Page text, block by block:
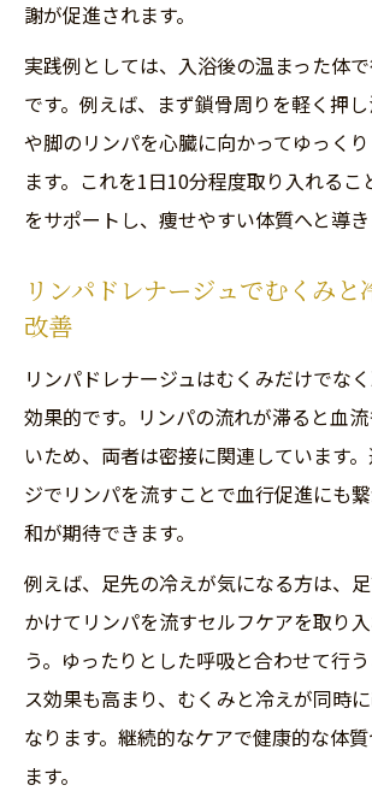
謝が促進されます。
実践例としては、入浴後の温まった体
です。例えば、まず鎖骨周りを軽く押
や脚のリンパを心臓に向かってゆっく
ます。これを1日10分程度取り入れるこ
をサポートし、痩せやすい体質へと導き
リンパドレナージュでむくみと
改善
リンパドレナージュはむくみだけでな
効果的です。リンパの流れが滞ると血
いため、両者は密接に関連しています
ジでリンパを流すことで血行促進にも
和が期待できます。
例えば、足先の冷えが気になる方は、
かけてリンパを流すセルフケアを取り
う。ゆったりとした呼吸と合わせて行
ス効果も高まり、むくみと冷えが同時
なります。継続的なケアで健康的な体
ます。